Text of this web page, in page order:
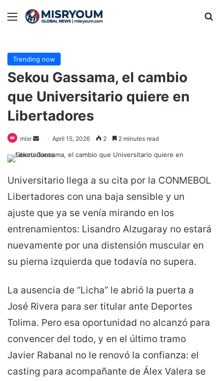
Menu
Trending now
Sekou Gassama, el cambio
que Universitario quiere en
Libertadores
misr
Send April 15, 2026 2 2 minutes read
Universitario llega a su cita por la CONMEBOL
Libertadores con una baja sensible y un
ajuste que ya se venía mirando en los
entrenamientos: Lisandro Alzugaray no estará
nuevamente por una distensión muscular en
su pierna izquierda que todavía no supera.
La ausencia de “Licha” le abrió la puerta a
José Rivera para ser titular ante Deportes
Tolima. Pero esa oportunidad no alcanzó para
convencer del todo, y en el último tramo
Javier Rabanal no le renovó la confianza: el
casting para acompañante de Álex Valera se